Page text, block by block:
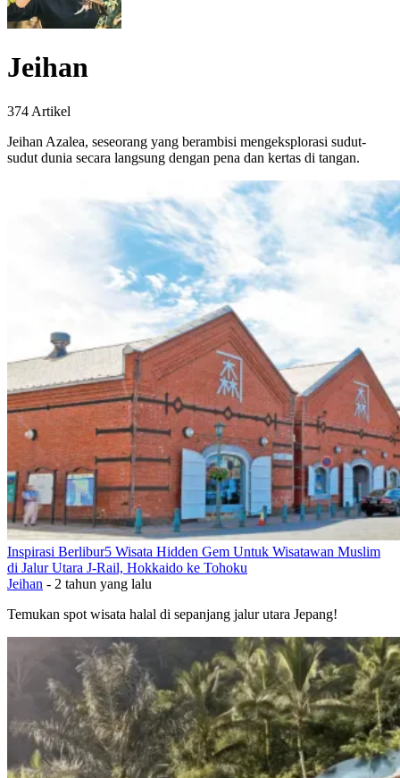
Jeihan
374 Artikel
Jeihan Azalea, seseorang yang berambisi mengeksplorasi sudut-
sudut dunia secara langsung dengan pena dan kertas di tangan.
Inspirasi Berlibur5 Wisata Hidden Gem Untuk Wisatawan Muslim
di Jalur Utara J-Rail, Hokkaido ke Tohoku
Jeihan - 2 tahun yang lalu
Temukan spot wisata halal di sepanjang jalur utara Jepang!